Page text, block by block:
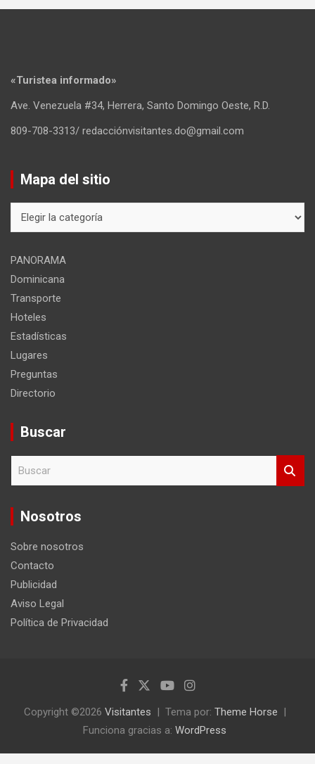
«Turistea informado»
Ave. Venezuela #34, Herrera, Santo Domingo Oeste, R.D.
809-708-3313/ redacciónvisitantes.do@gmail.com
Mapa del sitio
del
PANORAMA
Dominicana
Transporte
Hoteles
Estadísticas
Lugares
Preguntas
Directorio
Buscar
c
Nosotros
Sobre nosotros
Contacto
Publicidad
Aviso Legal
Política de Privacidad
Copyright ©2026 Visitantes Tema por: Theme Horse
Funciona gracias a: WordPress